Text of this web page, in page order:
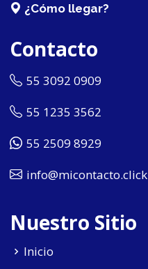
¿Cómo llegar?
Contacto
55 3092 0909
55 1235 3562
55 2509 8929
info@micontacto.click
Nuestro Sitio
Inicio